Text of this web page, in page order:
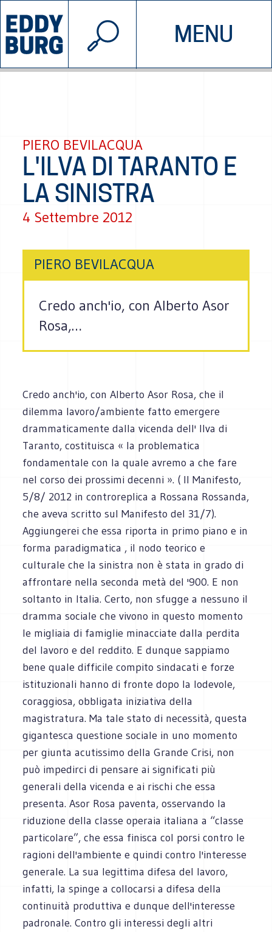
MENU
INIZIATIVE CHI SIAMO
© 2026 EDDYBURG
PIERO BEVILACQUA
L'ILVA DI TARANTO E
LA SINISTRA
4 Settembre 2012
PIERO BEVILACQUA
Credo anch'io, con Alberto Asor
Rosa,…
Credo anch'io, con Alberto Asor Rosa, che il
dilemma lavoro/ambiente fatto emergere
drammaticamente dalla vicenda dell' Ilva di
Taranto, costituisca « la problematica
fondamentale con la quale avremo a che fare
nel corso dei prossimi decenni ». ( Il Manifesto,
5/8/ 2012 in controreplica a Rossana Rossanda,
che aveva scritto sul Manifesto del 31/7).
Aggiungerei che essa riporta in primo piano e in
forma paradigmatica , il nodo teorico e
culturale che la sinistra non è stata in grado di
affrontare nella seconda metà del '900. E non
soltanto in Italia. Certo, non sfugge a nessuno il
dramma sociale che vivono in questo momento
le migliaia di famiglie minacciate dalla perdita
del lavoro e del reddito. E dunque sappiamo
bene quale difficile compito sindacati e forze
istituzionali hanno di fronte dopo la lodevole,
coraggiosa, obbligata iniziativa della
magistratura. Ma tale stato di necessità, questa
gigantesca questione sociale in uno momento
per giunta acutissimo della Grande Crisi, non
può impedirci di pensare ai significati più
generali della vicenda e ai rischi che essa
presenta. Asor Rosa paventa, osservando la
riduzione della classe operaia italiana a “classe
particolare”, che essa finisca col porsi contro le
ragioni dell'ambiente e quindi contro l'interesse
generale. La sua legittima difesa del lavoro,
infatti, la spinge a collocarsi a difesa della
continuità produttiva e dunque dell'interesse
padronale. Contro gli interessi degli altri